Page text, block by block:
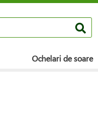
Ochelari de soare